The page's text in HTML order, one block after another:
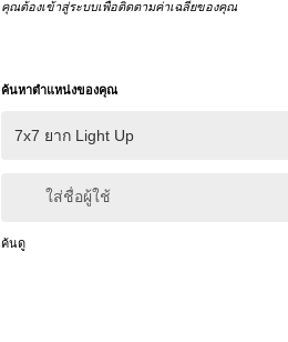
คุณต้องเข้าสู่ระบบเพื่อติดตามค่าเฉลี่ยของคุณ
ค้นหาตำแหน่งของคุณ
ใส่ชื่อผู้ใช้
ค้นดู